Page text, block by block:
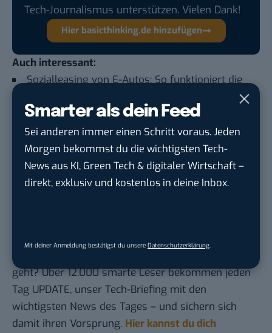
Smarter als dein Feed
Sei anderen immer einen Schritt voraus. Jeden
Morgen bekommst du die wichtigsten Tech-
News aus KI, Green Tech & digitaler Wirtschaft –
direkt, exklusiv und kostenlos in deine Inbox.
Mit deiner Anmeldung bestätigst du unsere Datenschutzerklärung
Tech-Journalismus unterstützen. Vielen Dank!
Hier basicthinking.de hinzufügen
Auch interessant:
Sozialleasing von E-Autos: So funktioniert die
Energieverbrauch: Wie viel Strom verbrauchen
Elektroautos wirklich?
Kommen Elektromotoren bald ohne Kupfer aus?
Voll aufgeladen in nur 18 Sekunden? Neue E-
geht? Über 12.000 smarte Leser bekommen jeden
Tag UPDATE, unser Tech-Briefing mit den
wichtigsten News des Tages – und sichern sich
damit ihren Vorsprung. Hier kannst du dich